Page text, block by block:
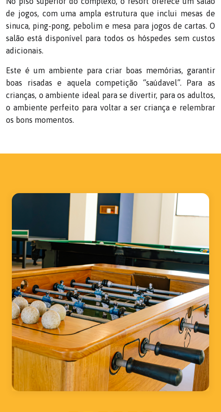
de jogos, com uma ampla estrutura que inclui mesas de
sinuca, ping-pong, pebolim e mesa para jogos de cartas. O
salão está disponível para todos os hóspedes sem custos
adicionais.
Este é um ambiente para criar boas memórias, garantir
boas risadas e aquela competição “saúdavel”. Para as
crianças, o ambiente ideal para se divertir, para os adultos,
o ambiente perfeito para voltar a ser criança e relembrar
os bons momentos.